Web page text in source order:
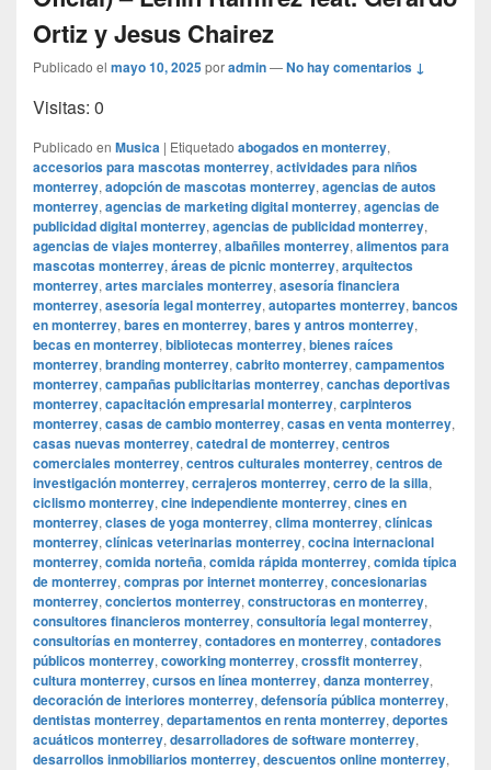
Ortiz y Jesus Chairez
Publicado el mayo 10, 2025poradmin—No hay comentarios ↓
Visitas: 0
Publicado en Musica | Etiquetado abogados en monterrey,
accesorios para mascotas monterrey, actividades para niños
monterrey, adopción de mascotas monterrey, agencias de autos
monterrey, agencias de marketing digital monterrey, agencias de
publicidad digital monterrey, agencias de publicidad monterrey,
agencias de viajes monterrey, albañiles monterrey, alimentos para
mascotas monterrey, áreas de picnic monterrey, arquitectos
monterrey, artes marciales monterrey, asesoría financiera
monterrey, asesoría legal monterrey, autopartes monterrey, bancos
en monterrey, bares en monterrey, bares y antros monterrey,
becas en monterrey, bibliotecas monterrey, bienes raíces
monterrey, branding monterrey, cabrito monterrey, campamentos
monterrey, campañas publicitarias monterrey, canchas deportivas
monterrey, capacitación empresarial monterrey, carpinteros
monterrey, casas de cambio monterrey, casas en venta monterrey,
casas nuevas monterrey, catedral de monterrey, centros
comerciales monterrey, centros culturales monterrey, centros de
investigación monterrey, cerrajeros monterrey, cerro de la silla,
ciclismo monterrey, cine independiente monterrey, cines en
monterrey, clases de yoga monterrey, clima monterrey, clínicas
monterrey, clínicas veterinarias monterrey, cocina internacional
monterrey, comida norteña, comida rápida monterrey, comida típica
de monterrey, compras por internet monterrey, concesionarias
monterrey, conciertos monterrey, constructoras en monterrey,
consultores financieros monterrey, consultoría legal monterrey,
consultorías en monterrey, contadores en monterrey, contadores
públicos monterrey, coworking monterrey, crossfit monterrey,
cultura monterrey, cursos en línea monterrey, danza monterrey,
decoración de interiores monterrey, defensoría pública monterrey,
dentistas monterrey, departamentos en renta monterrey, deportes
acuáticos monterrey, desarrolladores de software monterrey,
desarrollos inmobiliarios monterrey, descuentos online monterrey,